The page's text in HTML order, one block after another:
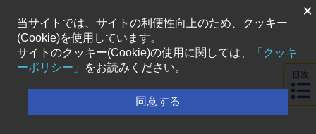
だった!?作品名勇者になれなかった
俺はしぶしぶ就職を決意しました。
放送形態TVアニメスケジュール2013
年10月5日（金）～2013年12月21日
ャストラウル・チェイサー：河本啓
佑フィノ・ブラッドストーン：田所
目次
×
当サイトでは、サイトの利便性向上のため、クッキー
(Cookie)を使用しています。
サイトのクッキー(Cookie)の使用に関しては、
「クッキ
ーポリシー」
をお読みください。
同意する